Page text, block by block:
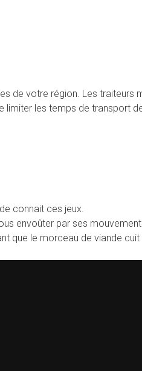
de votre région. Les traiteurs
les temps de transport
connait ces jeux.
envoûter par ses
que le morceau de viande